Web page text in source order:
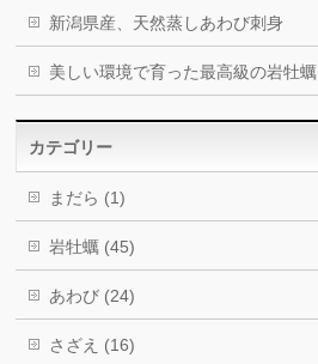
新潟県産、天然蒸しあわび刺身
美しい環境で育った最高級の岩牡蠣
カテゴリー
まだら (1)
岩牡蠣 (45)
あわび (24)
さざえ (16)